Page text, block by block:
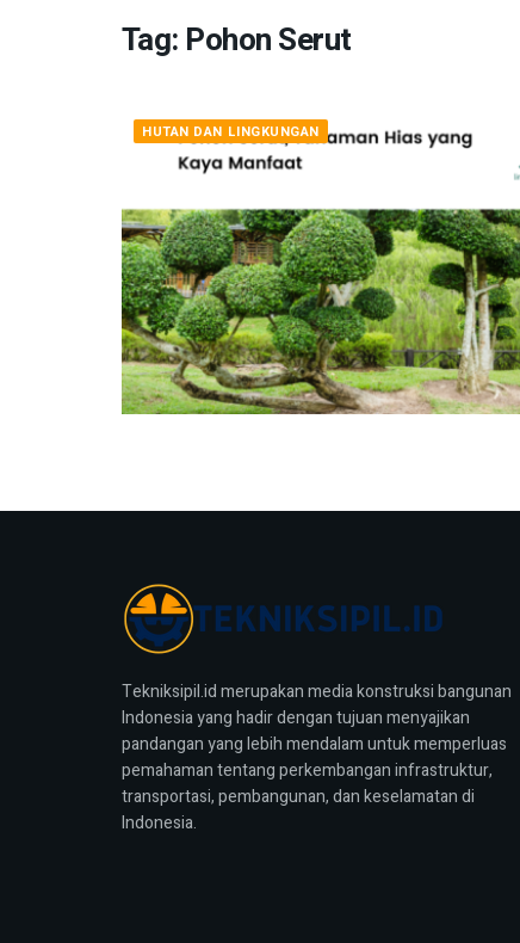
Tag: Pohon Serut
HUTAN DAN LINGKUNGAN
Tekniksipil.id merupakan media konstruksi bangunan
Indonesia yang hadir dengan tujuan menyajikan
pandangan yang lebih mendalam untuk memperluas
pemahaman tentang perkembangan infrastruktur,
transportasi, pembangunan, dan keselamatan di
Indonesia.